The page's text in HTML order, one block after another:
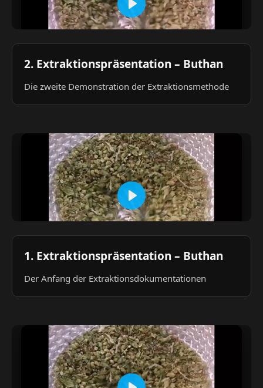
2. Extraktionspräsentation – Buthan
Die zweite Demonstration der Extraktionsmethode
1. Extraktionspräsentation – Buthan
Der Anfang der Extraktionsdokumentationen